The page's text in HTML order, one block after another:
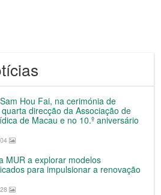
Hou Fai, na cerimónia de
direcção da Associação de
de Macau e no 10.º aniversário
MUR a explorar modelos
para impulsionar a renovação